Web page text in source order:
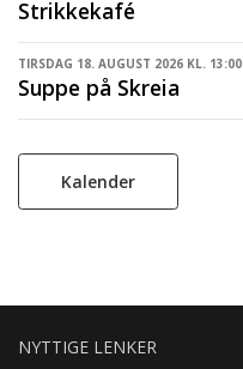
Strikkekafé
TIRSDAG 18. AUGUST 2026 KL. 13:00
Suppe på Skreia
Kalender
NYTTIGE LENKER